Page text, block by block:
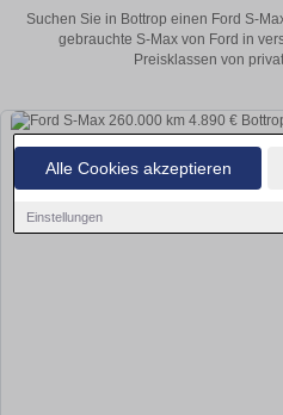
Alle Cookies akzeptieren
Einstellungen
Suchen Sie in Bottrop einen Ford S-
gebrauchte S-Max von Ford in
Preisklassen von